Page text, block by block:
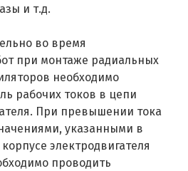
и т.д.
во время
при монтаже радиальных
необходимо
рабочих токов в цепи
При превышении тока
указанными в
электродвигателя
проводить